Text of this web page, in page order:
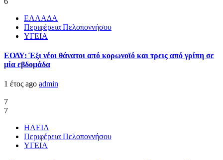
ΕΛΛΑΔΑ
Περιφέρεια Πελοποννήσου
ΥΓΕΙΑ
ΕΟΔΥ: Έξι νέοι θάνατοι από κορωνοϊό και τρεις από γρίπη σε
μία εβδομάδα
1 έτος ago admin
7
7
ΗΛΕΙΑ
Περιφέρεια Πελοποννήσου
ΥΓΕΙΑ